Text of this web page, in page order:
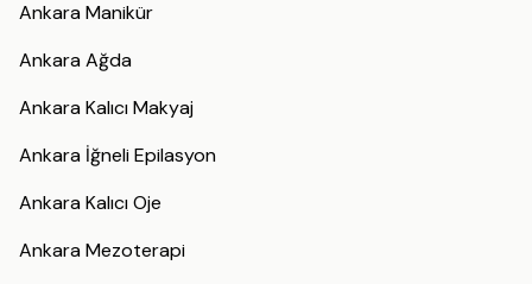
Ankara Manikür
Ankara Ağda
Ankara Kalıcı Makyaj
Ankara İğneli Epilasyon
Ankara Kalıcı Oje
Ankara Mezoterapi